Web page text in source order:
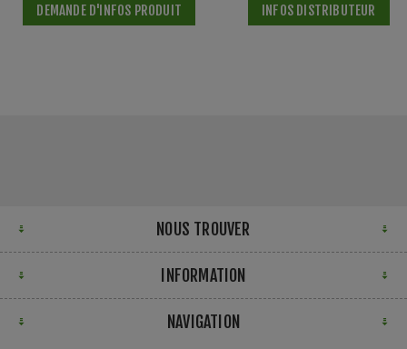
DEMANDE D'INFOS PRODUIT INFOS DISTRIBUTEUR
NOUS TROUVER
INFORMATION
NAVIGATION